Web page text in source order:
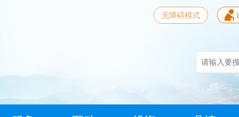
无障碍模式